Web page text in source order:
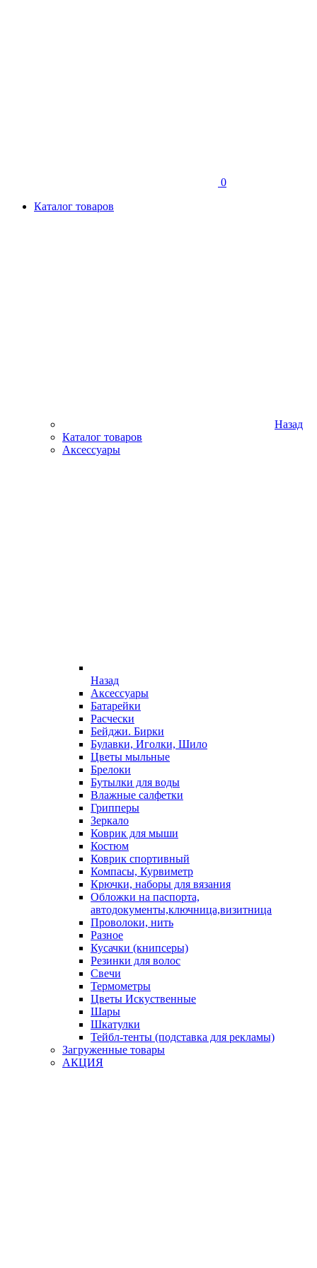
0
Каталог товаров
Назад
Каталог товаров
Аксессуары
Назад
Аксессуары
Батарейки
Расчески
Бейджи. Бирки
Булавки, Иголки, Шило
Цветы мыльные
Брелоки
Бутылки для воды
Влажные салфетки
Грипперы
Зеркало
Коврик для мыши
Костюм
Коврик спортивный
Компасы, Курвиметр
Крючки, наборы для вязания
Обложки на паспорта,
автодокументы,ключница,визитница
Проволоки, нить
Разное
Кусачки (книпсеры)
Резинки для волос
Свечи
Термометры
Цветы Искуственные
Шары
Шкатулки
Тейбл-тенты (подставка для рекламы)
Загруженные товары
АКЦИЯ